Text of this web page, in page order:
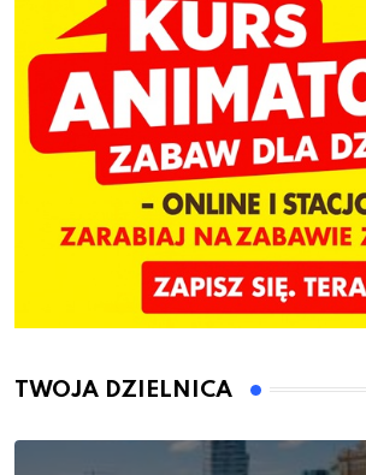
TWOJA DZIELNICA